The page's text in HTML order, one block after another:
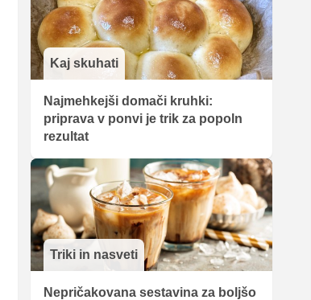
Kaj skuhati
Najmehkejši domači kruhki:
priprava v ponvi je trik za popoln
rezultat
Triki in nasveti
Nepričakovana sestavina za boljšo